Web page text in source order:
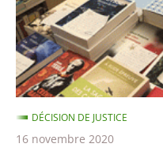
référé
du
13
novembre
DÉCISION DE JUSTICE
16 novembre 2020